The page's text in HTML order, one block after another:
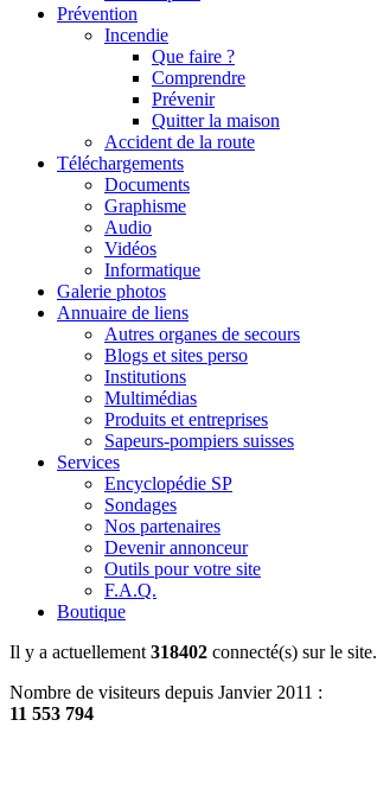
Prévention
Incendie
Que faire ?
Comprendre
Prévenir
Quitter la maison
Accident de la route
Téléchargements
Documents
Graphisme
Audio
Vidéos
Informatique
Galerie photos
Annuaire de liens
Autres organes de secours
Blogs et sites perso
Institutions
Multimédias
Produits et entreprises
Sapeurs-pompiers suisses
Services
Encyclopédie SP
Sondages
Nos partenaires
Devenir annonceur
Outils pour votre site
F.A.Q.
Boutique
Il y a actuellement 318402 connecté(s) sur le site.
Nombre de visiteurs depuis Janvier 2011 :
11 553 794